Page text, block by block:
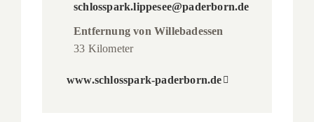
schlosspark.lippesee@paderborn.de
Entfernung von Willebadessen
33 Kilometer
www.schlosspark-paderborn.de